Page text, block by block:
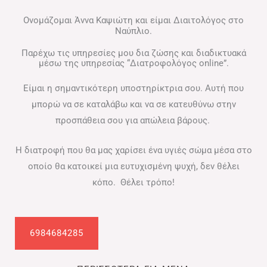
Ονομάζομαι Άννα Καψιώτη και είμαι Διαιτολόγος στο
Ναύπλιο.
Παρέχω τις υπηρεσίες μου δια ζώσης και διαδικτυακά
μέσω της υπηρεσίας “Διατροφολόγος online”.
Είμαι η σημαντικότερη υποστηρίκτρια σου. Αυτή που
μπορώ να σε καταλάβω και να σε κατευθύνω στην
προσπάθεια σου για απώλεια βάρους.
Η διατροφή που θα μας χαρίσει ένα υγιές σώμα μέσα στο
οποίο θα κατοικεί μια ευτυχισμένη ψυχή, δεν θέλει
κόπο. Θέλει τρόπο!
6984684285